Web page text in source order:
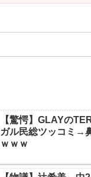
【驚愕】GLAYの
ガル民総ツッコミ→
ｗｗｗ